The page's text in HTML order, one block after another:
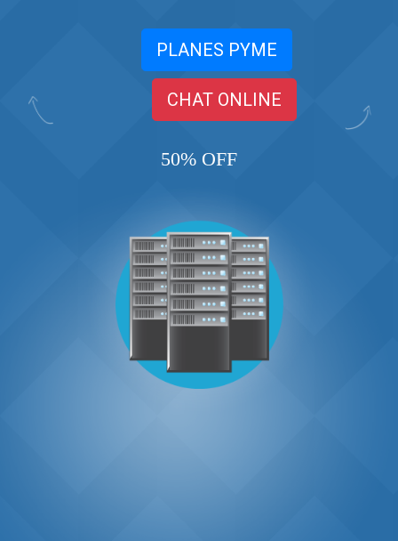
PLANES PYME
CHAT ONLINE
50% OFF